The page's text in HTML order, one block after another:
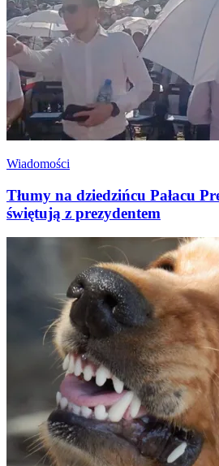
Wiadomości
Tłumy na dziedzińcu Pałacu
świętują z prezydentem